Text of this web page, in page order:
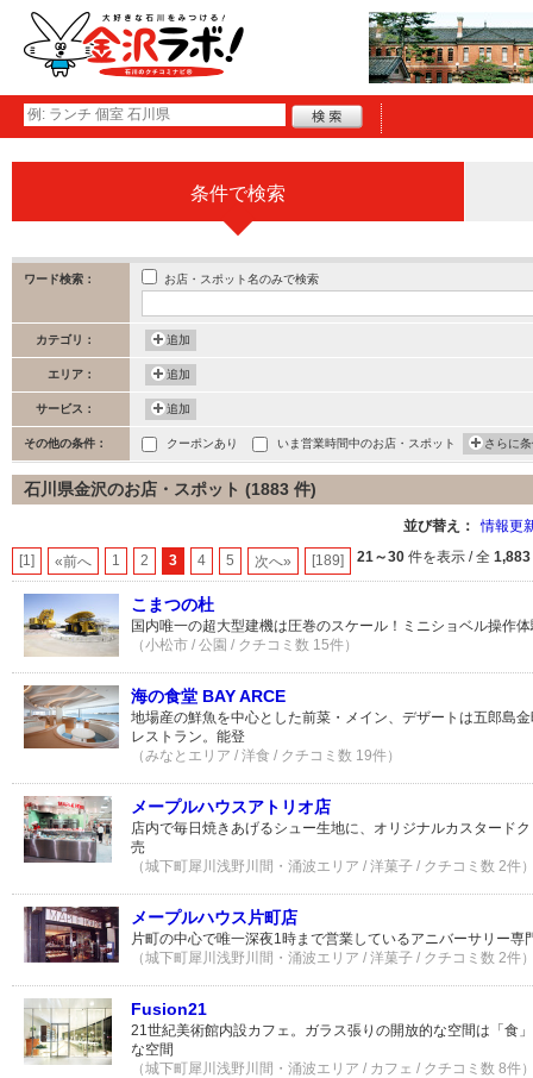
条件で検索
ワード検索： お店・スポット名のみで検索
カテゴリ： 追加
エリア： 追加
サービス： 追加
その他の条件： クーポンあり いま営業時間中のお店・スポット さらに
石川県金沢のお店・スポット (1883 件)
並び替え： 情報更
[1] «前へ 1 2 3 4 5 次へ» [189] 21～30 件を表示 / 全 1,883
こまつの杜
国内唯一の超大型建機は圧巻のスケール！ミニショベル操作
（小松市 / 公園 / クチコミ数 15件）
海の食堂 BAY ARCE
地場産の鮮魚を中心とした前菜・メイン、デザートは五郎島
レストラン。能登
（みなとエリア / 洋食 / クチコミ数 19件）
メープルハウスアトリオ店
店内で毎日焼きあげるシュー生地に、オリジナルカスタード
売
（城下町犀川浅野川間・涌波エリア / 洋菓子 / クチコミ数 2件
メープルハウス片町店
片町の中心で唯一深夜1時まで営業しているアニバーサリー専
（城下町犀川浅野川間・涌波エリア / 洋菓子 / クチコミ数 2件
Fusion21
21世紀美術館内設カフェ。ガラス張りの開放的な空間は「食
な空間
（城下町犀川浅野川間・涌波エリア / カフェ / クチコミ数 8件